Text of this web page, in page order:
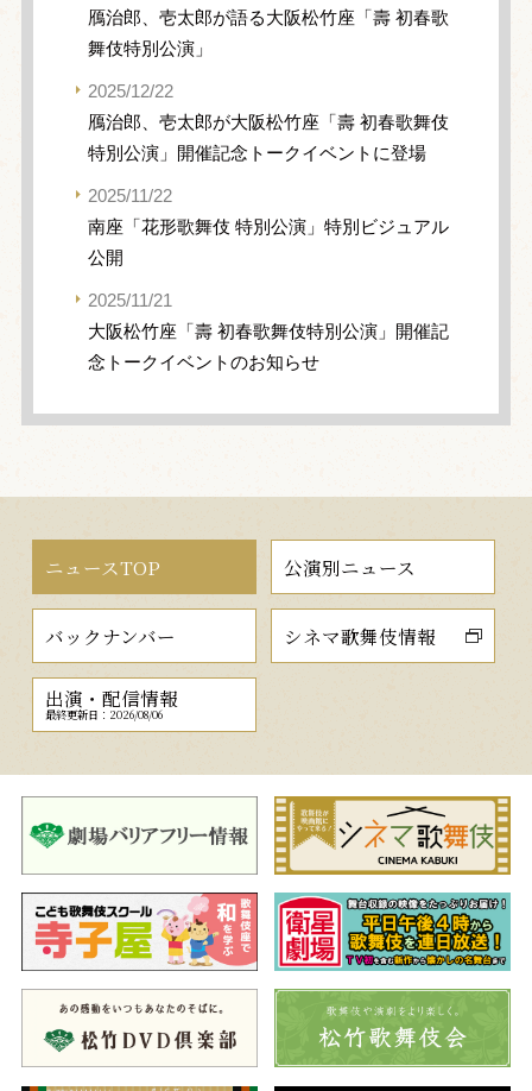
鴈治郎、壱太郎が語る大阪松竹座「壽 初春歌
舞伎特別公演」
2025/12/22
鴈治郎、壱太郎が大阪松竹座「壽 初春歌舞伎
特別公演」開催記念トークイベントに登場
2025/11/22
南座「花形歌舞伎 特別公演」特別ビジュアル
公開
2025/11/21
大阪松竹座「壽 初春歌舞伎特別公演」開催記
念トークイベントのお知らせ
ニュースTOP 公演別ニュース
バックナンバー シネマ歌舞伎情報
出演・配信情報
最終更新日：2026/08/06